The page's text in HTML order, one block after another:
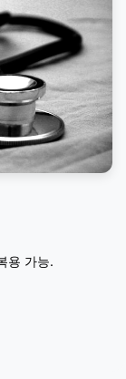
용 가능.